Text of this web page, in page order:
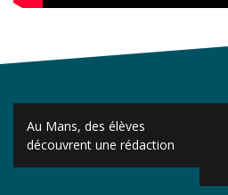
Navigation
de
l’article
Au Mans, des élèves
découvrent une rédaction